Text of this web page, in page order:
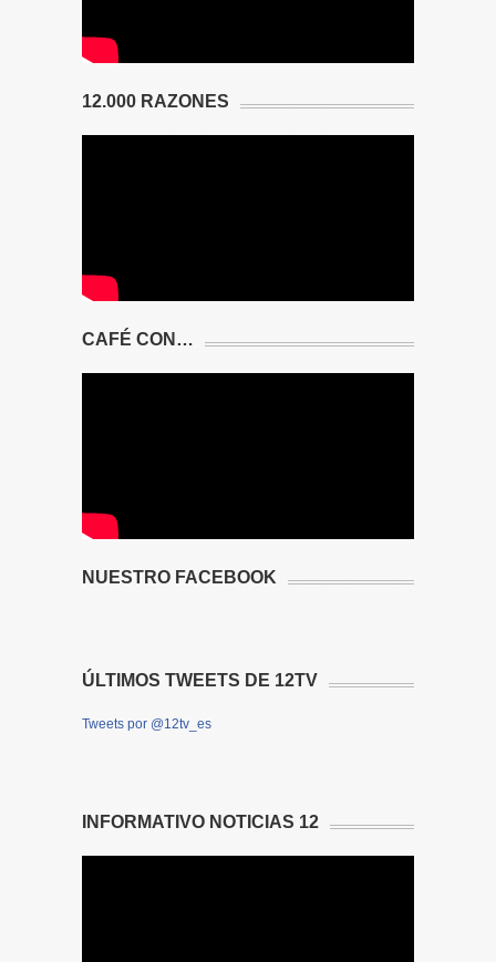
12.000 RAZONES
CAFÉ CON…
NUESTRO FACEBOOK
ÚLTIMOS TWEETS DE 12TV
Tweets por @12tv_es
INFORMATIVO NOTICIAS 12